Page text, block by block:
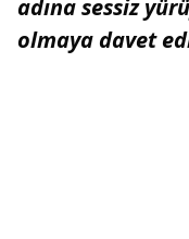
adına sessiz
olmaya davet